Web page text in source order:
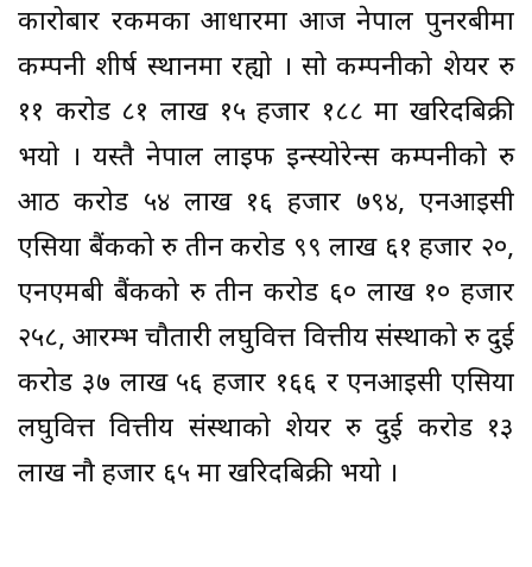
कारोबार रकमका आधारमा आज नेपाल पुनरबीमा
कम्पनी शीर्ष स्थानमा रह्यो । सो कम्पनीको शेयर रु
११ करोड ८१ लाख १५ हजार १८८ मा खरिदबिक्री
भयो । यस्तै नेपाल लाइफ इन्स्योरेन्स कम्पनीको रु
आठ करोड ५४ लाख १६ हजार ७९४, एनआइसी
एसिया बैंकको रु तीन करोड ९९ लाख ६१ हजार २०,
एनएमबी बैंकको रु तीन करोड ६० लाख १० हजार
२५८, आरम्भ चौतारी लघुवित्त वित्तीय संस्थाको रु दुई
करोड ३७ लाख ५६ हजार १६६ र एनआइसी एसिया
लघुवित्त वित्तीय संस्थाको शेयर रु दुई करोड १३
लाख नौ हजार ६५ मा खरिदबिक्री भयो ।